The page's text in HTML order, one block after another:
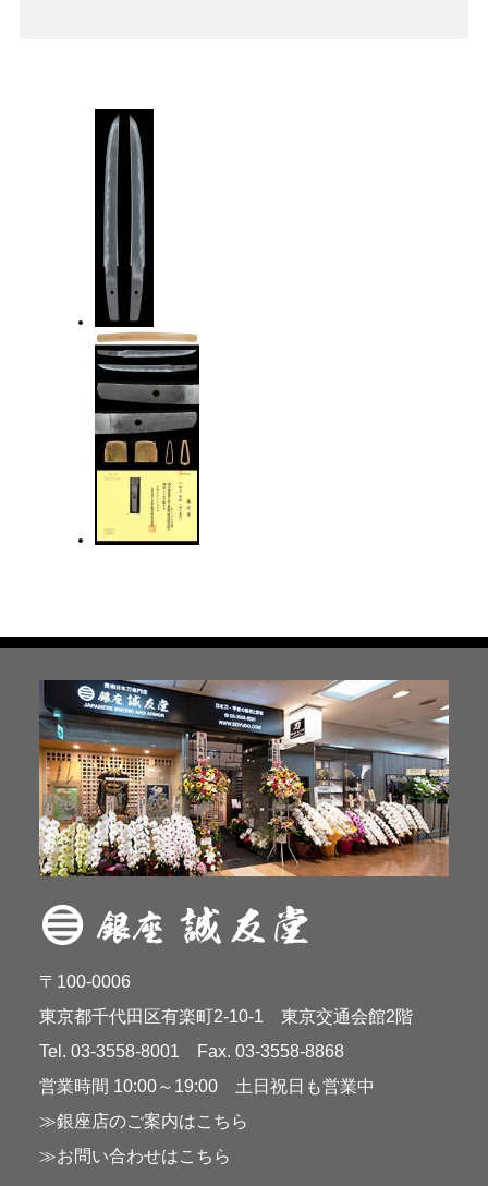
〒100-0006
東京都千代田区有楽町2-10-1 東京交通会館2階
Tel. 03-3558-8001 Fax. 03-3558-8868
営業時間 10:00～19:00 土日祝日も営業中
≫銀座店のご案内はこちら
≫お問い合わせはこちら